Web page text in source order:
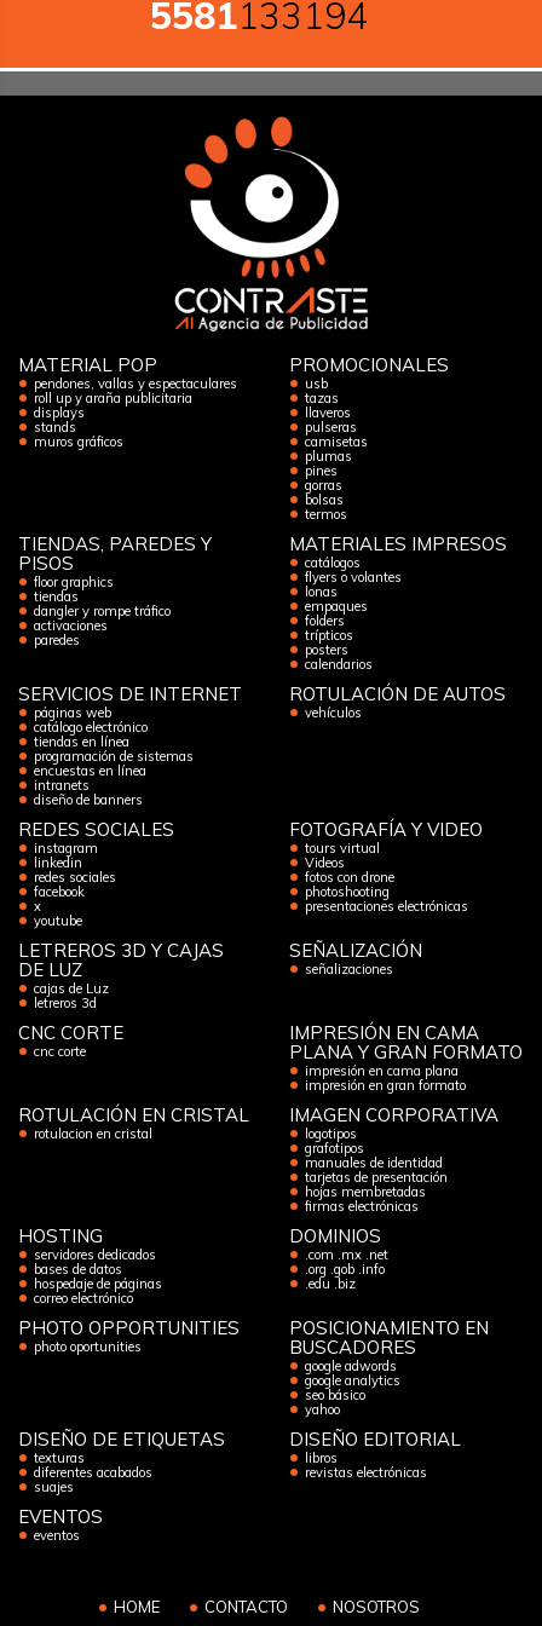
5581133194
MATERIAL POP
pendones, vallas y espectaculares
roll up y araña publicitaria
displays
stands
muros gráficos
PROMOCIONALES
usb
tazas
llaveros
pulseras
camisetas
plumas
pines
gorras
bolsas
termos
TIENDAS, PAREDES Y
PISOS
floor graphics
tiendas
dangler y rompe tráfico
activaciones
paredes
MATERIALES IMPRESOS
catálogos
flyers o volantes
lonas
empaques
folders
trípticos
posters
calendarios
SERVICIOS DE INTERNET
páginas web
catálogo electrónico
tiendas en línea
programación de sistemas
encuestas en línea
intranets
diseño de banners
ROTULACIÓN DE AUTOS
vehículos
REDES SOCIALES
instagram
linkedin
redes sociales
facebook
x
youtube
FOTOGRAFÍA Y VIDEO
tours virtual
Videos
fotos con drone
photoshooting
presentaciones electrónicas
LETREROS 3D Y CAJAS
DE LUZ
cajas de Luz
letreros 3d
SEÑALIZACIÓN
señalizaciones
CNC CORTE
cnc corte
IMPRESIÓN EN CAMA
PLANA Y GRAN FORMATO
impresión en cama plana
impresión en gran formato
ROTULACIÓN EN CRISTAL
rotulacion en cristal
IMAGEN CORPORATIVA
logotipos
grafotipos
manuales de identidad
tarjetas de presentación
hojas membretadas
firmas electrónicas
HOSTING
servidores dedicados
bases de datos
hospedaje de páginas
correo electrónico
DOMINIOS
.com .mx .net
.org .gob .info
.edu .biz
PHOTO OPPORTUNITIES
photo oportunities
POSICIONAMIENTO EN
BUSCADORES
google adwords
google analytics
seo básico
yahoo
DISEÑO DE ETIQUETAS
texturas
diferentes acabados
suajes
DISEÑO EDITORIAL
libros
revistas electrónicas
EVENTOS
eventos
HOME CONTACTO NOSOTROS